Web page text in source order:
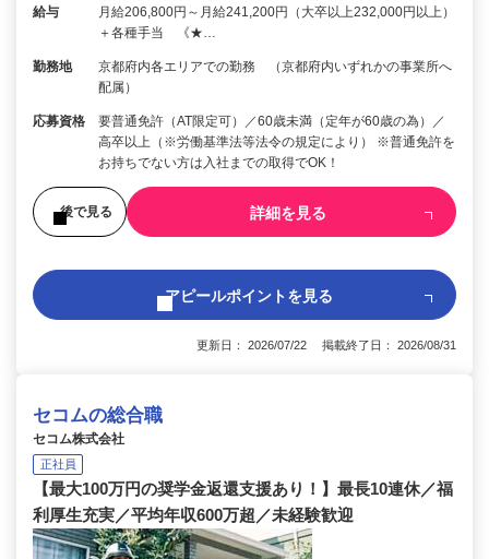
給与
月給206,800円～月給241,200円（大卒以上232,000円以上）
＋各種手当 《★…
勤務地
京都府内各エリアでの勤務 （京都府内いずれかの事業所へ
配属）
応募資格
要普通免許（AT限定可）／60歳未満（定年が60歳の為）／
高卒以上（※労働基準法等法令の規定により） ※普通免許を
お持ちでない方は入社までの取得でOK！
後で見る 詳細を見る
アピールポイントを見る
更新日： 2026/07/22 掲載終了日： 2026/08/31
セコムの総合職
セコム株式会社
正社員
【最大100万円の奨学金返還支援あり！】最長10連休／福
利厚生充実／平均年収600万超／未経験歓迎